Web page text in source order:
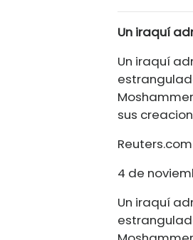
Un iraquí
Un iraquí
sus
Reuters.com
4 de
Un iraquí